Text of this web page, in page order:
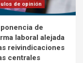
de opinión
ponencia de
laboral alejada
reivindicaciones
centrales